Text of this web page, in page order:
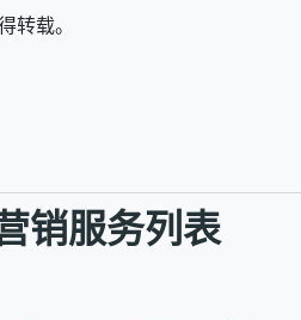
转载。
销服务列表